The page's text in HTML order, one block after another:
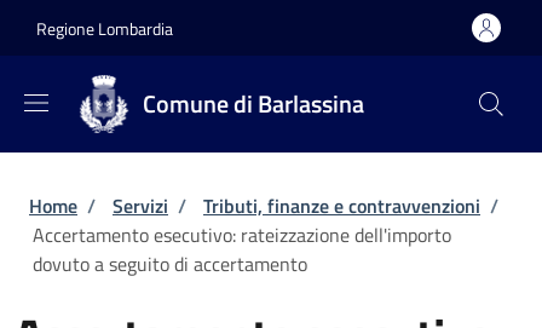
Regione Lombardia
Comune di Barlassina
Briciole di pane
Home / Servizi / Tributi, finanze e contravvenzioni /
Accertamento esecutivo: rateizzazione dell'importo
dovuto a seguito di accertamento